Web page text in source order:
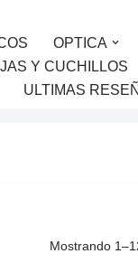
OPTICA
Y CUCHILLOS
ULTIMAS
Mostrando